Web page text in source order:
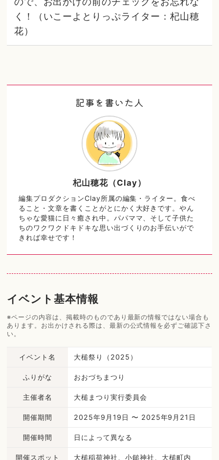
く！（いこーよとりっぷライター：杞山穂
花）
記事を書いた人
杞山穂花（Clay）
編集プロダクションClay所属の編集・ライター。食べ
ること・文章を書くことがとにかく大好きです。やん
ちゃな愛猫に日々癒され中。パパママ、そして子供た
ちのワクワクドキドキな思い出づくりのお手伝いがで
きれば幸せです！
イベント基本情報
※ページの内容は、掲載時のものであり最新の情報ではない場合も
あります。お出かけされる際は、最新の公式情報を必ずご確認下さ
い。
イベント名 大槌祭り（2025）
ふりがな おおづちまつり
主催者名 大槌まつり実行委員会
開催期間 2025年9月19日 〜 2025年9月21日
開催時間 日によって異なる
開催スポット 大槌稲荷神社、小鎚神社、大槌町内